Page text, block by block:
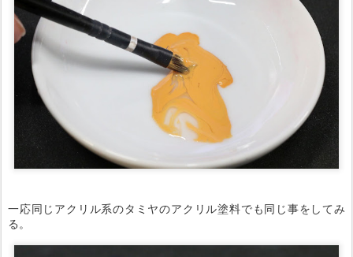
一応同じアクリル系のタミヤのアクリル塗料でも同じ事をしてみ
る。